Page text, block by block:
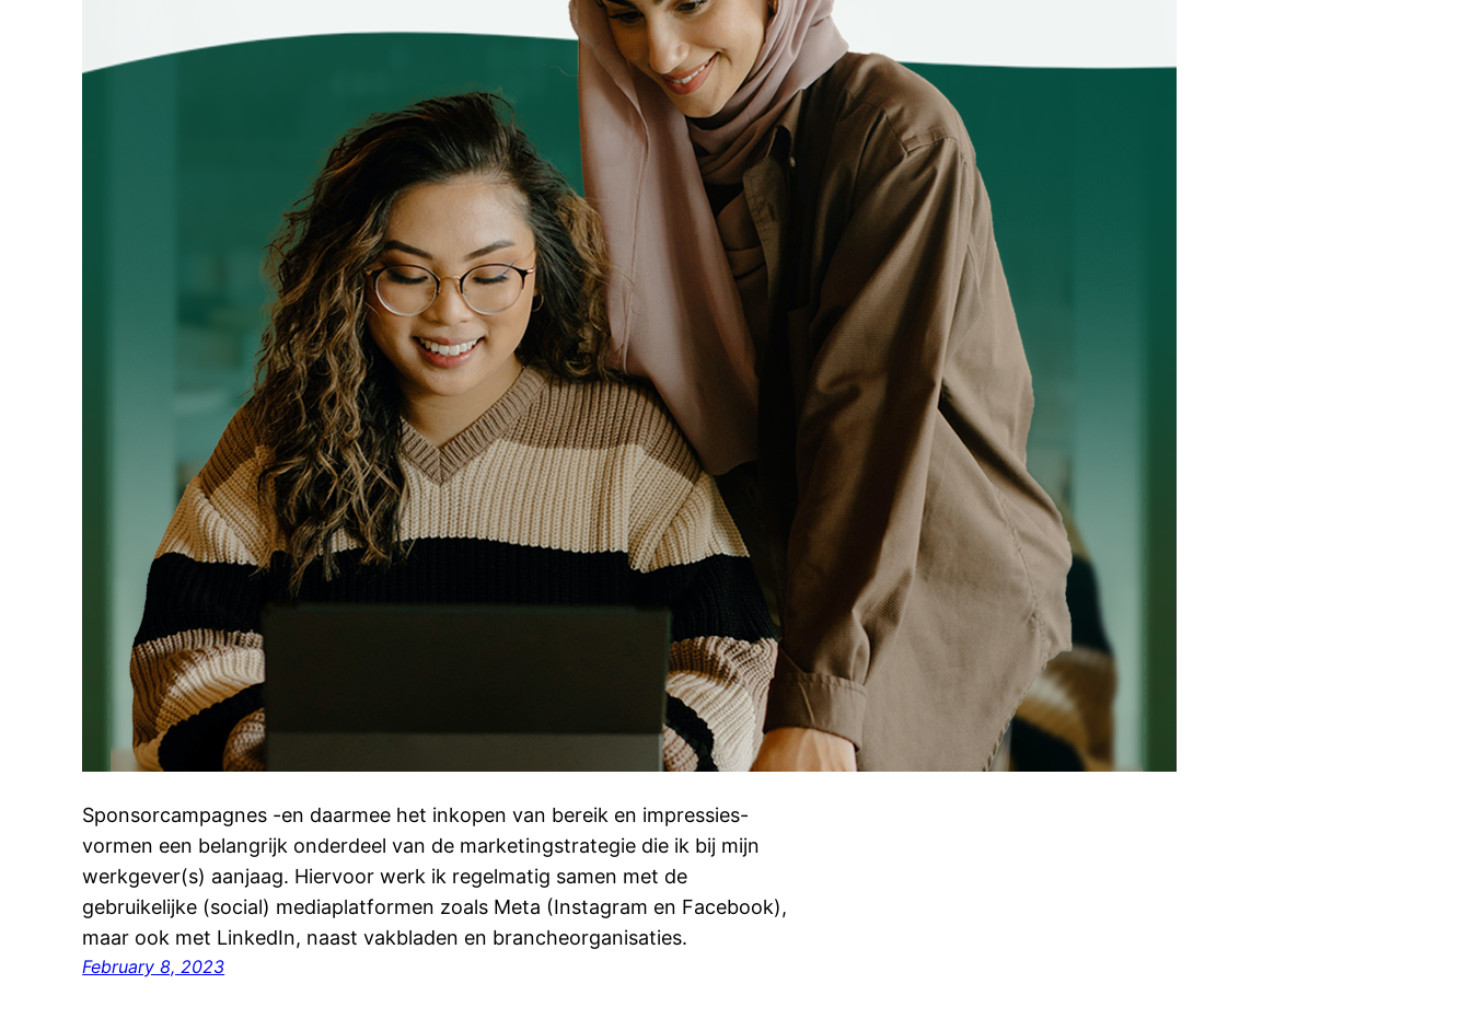
Sponsorcampagnes -en daarmee het inkopen van bereik en impressies-
vormen een belangrijk onderdeel van de marketingstrategie die ik bij mijn
werkgever(s) aanjaag. Hiervoor werk ik regelmatig samen met de
gebruikelijke (social) mediaplatformen zoals Meta (Instagram en Facebook),
maar ook met LinkedIn, naast vakbladen en brancheorganisaties.
February 8, 2023